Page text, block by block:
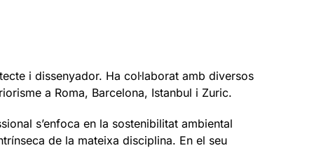
i dissenyador. Ha col·laborat amb diversos
a Roma, Barcelona, Istanbul i Zuric.
s’enfoca en la sostenibilitat ambiental
de la mateixa disciplina. En el seu